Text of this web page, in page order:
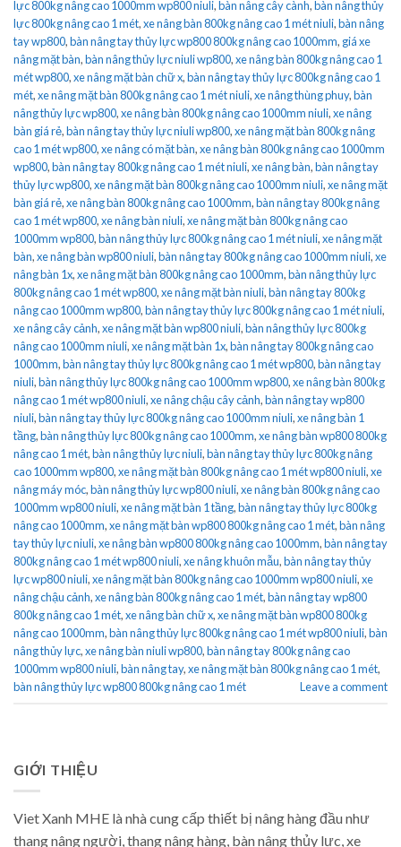
lực 800kg nâng cao 1000mm wp800 niuli,bàn nâng cây cành,bàn nâng thủy
lực 800kg nâng cao 1 mét,xe nâng bàn 800kg nâng cao 1 mét niuli,bàn nâng
tay wp800,bàn nâng tay thủy lực wp800 800kg nâng cao 1000mm, giá xe
nâng mặt bàn,bàn nâng thủy lực niuli wp800,xe nâng bàn 800kg nâng cao 1
mét wp800,xe nâng mặt bàn chữ x,bàn nâng tay thủy lực 800kg nâng cao 1
mét,xe nâng mặt bàn 800kg nâng cao 1 mét niuli,xe nâng thùng phuy,bàn
nâng thủy lực wp800,xe nâng bàn 800kg nâng cao 1000mm niuli,xe nâng
bàn giá rẻ,bàn nâng tay thủy lực niuli wp800,xe nâng mặt bàn 800kg nâng
cao 1 mét wp800,xe nâng có mặt bàn,xe nâng bàn 800kg nâng cao 1000mm
wp800,bàn nâng tay 800kg nâng cao 1 mét niuli,xe nâng bàn,bàn nâng tay
thủy lực wp800,xe nâng mặt bàn 800kg nâng cao 1000mm niuli,xe nâng mặt
bàn giá rẻ,xe nâng bàn 800kg nâng cao 1000mm,bàn nâng tay 800kg nâng
cao 1 mét wp800,xe nâng bàn niuli,xe nâng mặt bàn 800kg nâng cao
1000mm wp800,bàn nâng thủy lực 800kg nâng cao 1 mét niuli,xe nâng mặt
bàn,xe nâng bàn wp800 niuli,bàn nâng tay 800kg nâng cao 1000mm niuli,xe
nâng bàn 1x,xe nâng mặt bàn 800kg nâng cao 1000mm,bàn nâng thủy lực
800kg nâng cao 1 mét wp800,xe nâng mặt bàn niuli,bàn nâng tay 800kg
nâng cao 1000mm wp800,bàn nâng tay thủy lực 800kg nâng cao 1 mét niuli,
xe nâng cây cảnh,xe nâng mặt bàn wp800 niuli,bàn nâng thủy lực 800kg
nâng cao 1000mm niuli,xe nâng mặt bàn 1x,bàn nâng tay 800kg nâng cao
1000mm,bàn nâng tay thủy lực 800kg nâng cao 1 mét wp800,bàn nâng tay
niuli,bàn nâng thủy lực 800kg nâng cao 1000mm wp800,xe nâng bàn 800kg
nâng cao 1 mét wp800 niuli,xe nâng chậu cây cảnh,bàn nâng tay wp800
niuli,bàn nâng tay thủy lực 800kg nâng cao 1000mm niuli,xe nâng bàn 1
tầng,bàn nâng thủy lực 800kg nâng cao 1000mm,xe nâng bàn wp800 800kg
nâng cao 1 mét,bàn nâng thủy lực niuli,bàn nâng tay thủy lực 800kg nâng
cao 1000mm wp800,xe nâng mặt bàn 800kg nâng cao 1 mét wp800 niuli,xe
nâng máy móc,bàn nâng thủy lực wp800 niuli,xe nâng bàn 800kg nâng cao
1000mm wp800 niuli,xe nâng mặt bàn 1 tầng,bàn nâng tay thủy lực 800kg
nâng cao 1000mm,xe nâng mặt bàn wp800 800kg nâng cao 1 mét,bàn nâng
tay thủy lực niuli,xe nâng bàn wp800 800kg nâng cao 1000mm,bàn nâng tay
800kg nâng cao 1 mét wp800 niuli,xe nâng khuôn mẫu,bàn nâng tay thủy
lực wp800 niuli,xe nâng mặt bàn 800kg nâng cao 1000mm wp800 niuli,xe
nâng chậu cảnh,xe nâng bàn 800kg nâng cao 1 mét,bàn nâng tay wp800
800kg nâng cao 1 mét,xe nâng bàn chữ x,xe nâng mặt bàn wp800 800kg
nâng cao 1000mm,bàn nâng thủy lực 800kg nâng cao 1 mét wp800 niuli,bàn
nâng thủy lực,xe nâng bàn niuli wp800,bàn nâng tay 800kg nâng cao
1000mm wp800 niuli,bàn nâng tay,xe nâng mặt bàn 800kg nâng cao 1 mét,
bàn nâng thủy lực wp800 800kg nâng cao 1 mét
Leave a comment
GIỚI THIỆU
Viet Xanh MHE là nhà cung cấp thiết bị nâng hàng đầu như
thang nâng người, thang nâng hàng, bàn nâng thủy lực, xe